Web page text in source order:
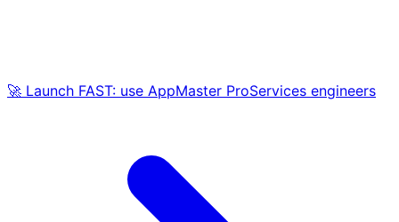
🚀 Launch FAST: use AppMaster ProServices engineers